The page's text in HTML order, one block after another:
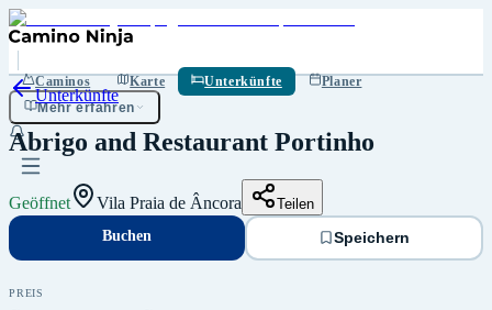
Caminos Karte Unterkünfte
Planer
Mehr erfahren
Unterkünfte
Abrigo and Restaurant Portinho
Geöffnet Vila Praia de Âncora Teilen
Buchen
Buchen Speichern
PREIS